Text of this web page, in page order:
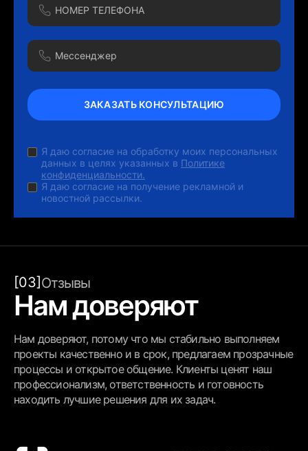
ЗАКАЗАТЬ КОНСУЛЬТАЦИЮ
Я даю согласие на обработку моих персональных
данных в целях указанных в Политике
конфиденциальности.
Я даю согласие на получение рекламной и
новостной рассылки.
[03]Отзывы
Нам доверяют
Нам доверяют, потому что мы стабильно выполняем
проекты качественно и в срок, предлагаем прозрачные
процессы и открытое общение. Клиенты ценят наш
профессионализм, ответственность и готовность
находить лучшие решения для их задач.